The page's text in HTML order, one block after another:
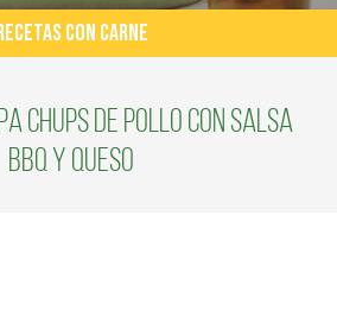
CON CARNE
Chups de Pollo con Salsa
BBQ y queso